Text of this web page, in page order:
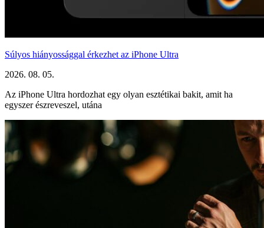
Súlyos hiányossággal érkezhet az iPhone Ultra
2026. 08. 05.
Az iPhone Ultra hordozhat egy olyan esztétikai bakit, amit ha
egyszer észreveszel, utána